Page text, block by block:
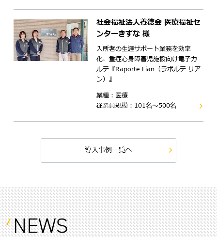
社会福祉法人養徳会 医療福祉セ
ンターきずな 様
入所者の生涯サポート業務を効率
化、重症心身障害児施設向け電子カ
ルテ『Raporte Lian（ラポルテ リア
ン）』
業種：医療
従業員規模：101名～500名
導入事例一覧へ